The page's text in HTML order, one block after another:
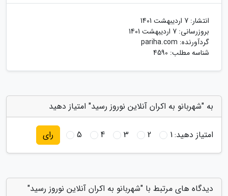
انتشار: 7 اردیبهشت 1401
بروزرسانی: 7 اردیبهشت 1401
گردآورنده: pariha.com
شناسه مطلب: 4590
به "شهربانو به اکران آنلاین نوروز رسید" امتیاز دهید
امتیاز دهید:1
2
3
4
5 رای
دیدگاه های مرتبط با "شهربانو به اکران آنلاین نوروز رسید"